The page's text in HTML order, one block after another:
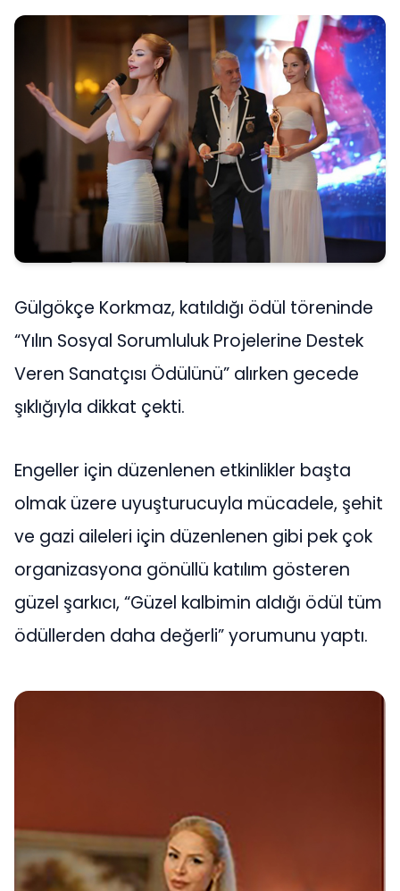
Gülgökçe Korkmaz, katıldığı ödül töreninde
“Yılın Sosyal Sorumluluk Projelerine Destek
Veren Sanatçısı Ödülünü” alırken gecede
şıklığıyla dikkat çekti.
Engeller için düzenlenen etkinlikler başta
olmak üzere uyuşturucuyla mücadele, şehit
ve gazi aileleri için düzenlenen gibi pek çok
organizasyona gönüllü katılım gösteren
güzel şarkıcı, “Güzel kalbimin aldığı ödül tüm
ödüllerden daha değerli” yorumunu yaptı.